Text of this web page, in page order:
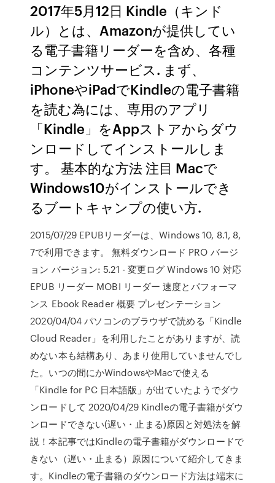
2017年5月12日 Kindle（キンド
ル）とは、Amazonが提供してい
る電子書籍リーダーを含め、各種
コンテンツサービス. まず、
iPhoneやiPadでKindleの電子書籍
を読む為には、専用のアプリ
「Kindle」をAppストアからダウ
ンロードしてインストールしま
す。 基本的な方法 注目 Macで
Windows10がインストールでき
るブートキャンプの使い方.
2015/07/29 EPUBリーダーは、Windows 10, 8.1, 8,
7で利用できます。 無料ダウンロード PRO バージ
ョン バージョン: 5.21 - 変更ログ Windows 10 対応
EPUB リーダー MOBI リーダー 速度とパフォーマ
ンス Ebook Reader 概要 プレゼンテーション
2020/04/04 パソコンのブラウザで読める「Kindle
Cloud Reader」を利用したことがありますが、読
めない本も結構あり、あまり使用していませんでし
た。いつの間にかWindowsやMacで使える
「Kindle for PC 日本語版」が出ていたようでダウ
ンロードして 2020/04/29 Kindleの電子書籍がダウ
ンロードできない(遅い・止まる)原因と対処法を解
説！本記事ではKindleの電子書籍がダウンロードで
きない（遅い・止まる）原因について紹介してきま
す。Kindleの電子書籍のダウンロード方法は端末に